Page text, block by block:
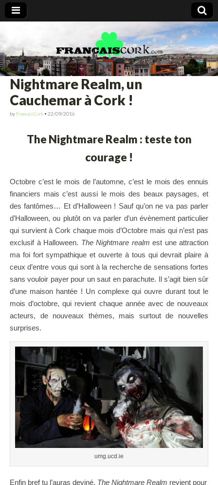
Francais Cork
Nightmare Realm, un
Cauchemar à Cork !
by FrancaisCork • 22/09/2016
The Nightmare Realm : teste ton
courage !
Octobre c’est le mois de l’automne, c’est le mois des ennuis
financiers mais c’est aussi le mois des beaux paysages, et
des fantômes… Et d’Halloween ! Sauf qu’on ne va pas parler
d’Halloween, ou plutôt on va parler d’un évènement particulier
qui survient à Cork chaque mois d’Octobre mais qui n’est pas
exclusif à Halloween. The Nightmare realm est une attraction
ma foi fort sympathique et ouverte à tous qui devrait plaire à
ceux d’entre vous qui sont à la recherche de sensations fortes
sans vouloir payer pour un saut en parachute. Il s’agit bien sûr
d’une maison hantée ! Un complexe qui ouvre durant tout le
mois d’octobre, qui revient chaque année avec de nouveaux
acteurs, de nouveaux thèmes, mais surtout de nouvelles
surprises.
umg.ucd.ie
Enfin bref tu l’auras deviné, The Nightmare Realm revient pour